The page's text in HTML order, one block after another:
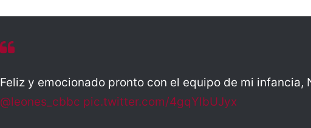
Feliz y emocionado pronto con el equipo de mi
@leones_cbbc pic.twitter.com/4gqYlbUJyx